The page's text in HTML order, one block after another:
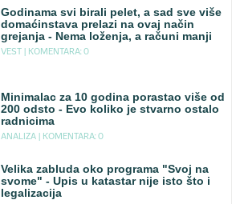
Godinama svi birali pelet, a sad sve više
domaćinstava prelazi na ovaj način
grejanja - Nema loženja, a računi manji
VEST | KOMENTARA: 0
Minimalac za 10 godina porastao više od
200 odsto - Evo koliko je stvarno ostalo
radnicima
ANALIZA | KOMENTARA: 0
Velika zabluda oko programa "Svoj na
svome" - Upis u katastar nije isto što i
legalizacija